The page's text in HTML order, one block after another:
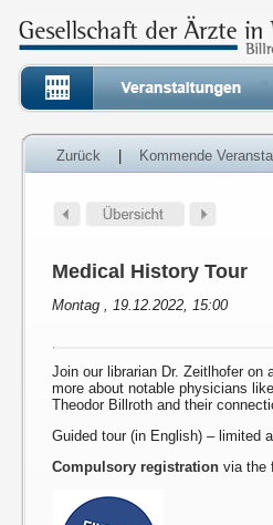
Zurück Kommende
Medical History Tour
Montag , 19.12.2022, 15:00
Join our librarian Dr. Zeitlhofer on
more about notable physicians
Theodor Billroth and their
Guided tour (in English) – limited
Compulsory registration via the